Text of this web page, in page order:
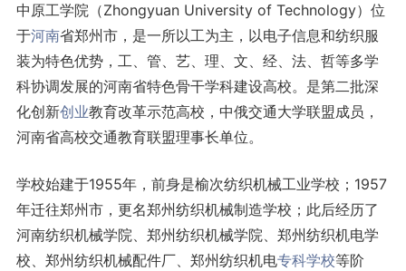
中原工学院（Zhongyuan University of Technology）位
于河南省郑州市，是一所以工为主，以电子信息和纺织服
装为特色优势，工、管、艺、理、文、经、法、哲等多学
科协调发展的河南省特色骨干学科建设高校。是第二批深
化创新创业教育改革示范高校，中俄交通大学联盟成员，
河南省高校交通教育联盟理事长单位。
学校始建于1955年，前身是榆次纺织机械工业学校；1957
年迁往郑州市，更名郑州纺织机械制造学校；此后经历了
河南纺织机械学院、郑州纺织机械学院、郑州纺织机电学
校、郑州纺织机械配件厂、郑州纺织机电专科学校等阶